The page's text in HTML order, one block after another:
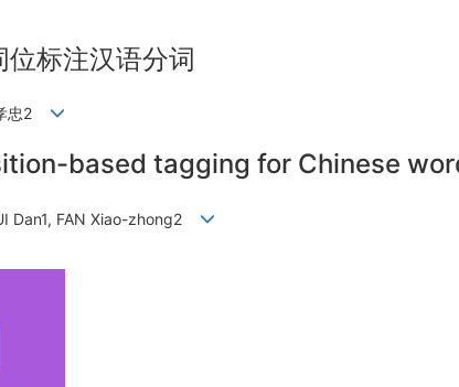
位标注汉语分词
忠2
based tagging for Chinese
Dan1, FAN Xiao-zhong2